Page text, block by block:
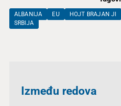
ALBANIJA EU HOJT BRAJAN JI
SRBIJA
Između redova